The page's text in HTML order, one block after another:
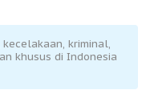
kriminal,
khusus di Indonesia